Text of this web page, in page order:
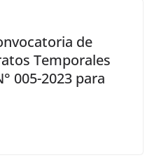
de
Temporales
005-2023 para